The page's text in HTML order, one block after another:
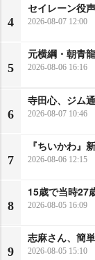
4
セイレーン役
2026-08-07 12:00
5
元横綱・朝青
2026-08-06 16:16
6
寺田心、ジム
2026-08-07 10:46
7
『ちいかわ』
2026-08-06 12:15
8
15歳で当時27
2026-08-05 16:09
9
志麻さん、簡
2026-08-05 15:10